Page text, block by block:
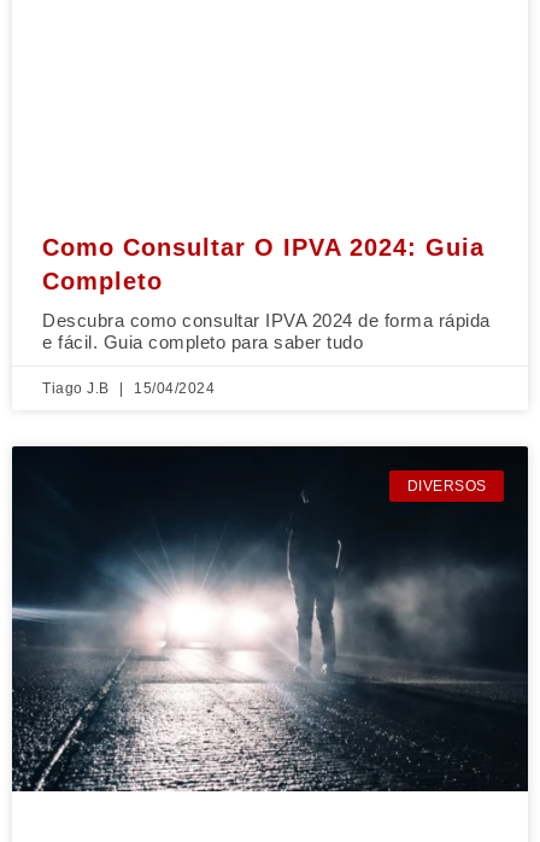
Como Consultar O IPVA 2024: Guia
Completo
Descubra como consultar IPVA 2024 de forma rápida
e fácil. Guia completo para saber tudo
Tiago J.B 15/04/2024
DIVERSOS